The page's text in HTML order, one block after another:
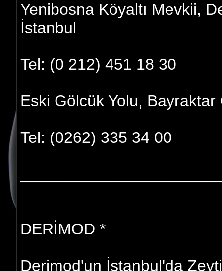
Yenibosna Köyaltı Mevkii,
İstanbul
Tel: (0 212) 451 18 30
Eski Gölcük Yolu,
Tel: (0262) 335 34 00
DERİMOD *
Derimod'un İstanbul'da